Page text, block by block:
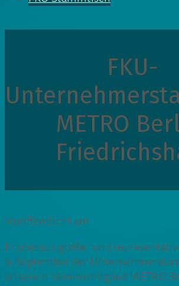
FKU-
METRO
Veröffentlicht am
In überaus großer und
9. September der
unserem Vereinsmitglied METRO